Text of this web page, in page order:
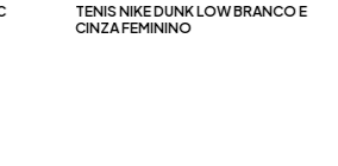
TENIS NIKE DUNK LOW BRANCO E
CINZA FEMININO